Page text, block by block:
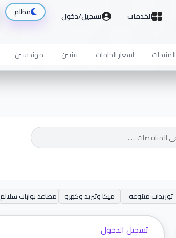
الخدمات تسجيل/دخول مظلم
المنتجات أسعار الخامات فنيين مهندسين
توريدات متنوعه ميكا وتبريد وكهرو مصاعد بوابات سلالم
تسجيل الدخول